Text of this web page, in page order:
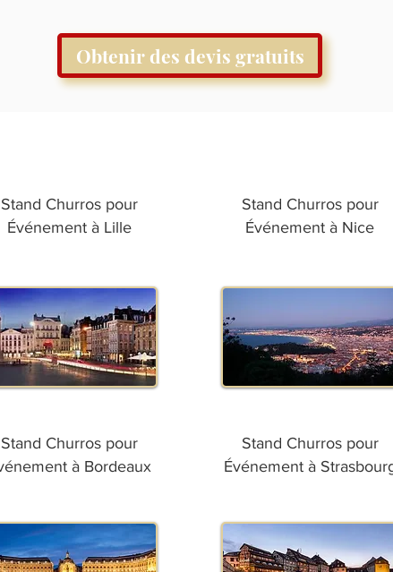
Obtenir des devis gratuits
Stand Churros pour
Événement à Lille
Stand Churros pour
à Bordeaux
Stand Churros pour
Événement à Nice
Stand Churros pour
Événement à